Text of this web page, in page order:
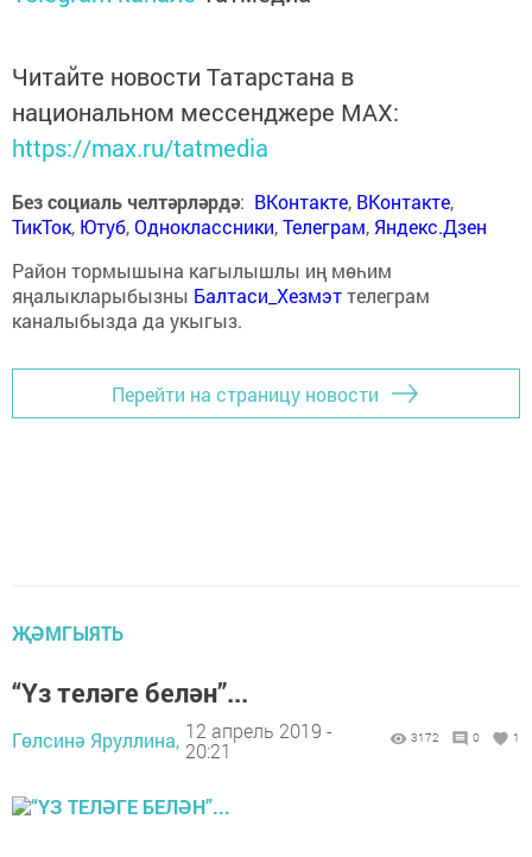
Читайте новости Татарстана в
национальном мессенджере MАХ:
https://max.ru/tatmedia
Без социаль челтәрләрдә: ВКонтакте, ВКонтакте,
ТикТок, Ютуб,Одноклассники,Телеграм, Яндекс.Дзен
Район тормышына кагылышлы иң мөһим
яңалыкларыбызны Балтаси_Хезмэттелеграм
каналыбызда да укыгыз.
Перейти на страницу новости
ҖӘМГЫЯТЬ
“Үз теләге белән”...
Гөлсинә Яруллина, 12 апрель 2019 -
20:21
3172 0 1